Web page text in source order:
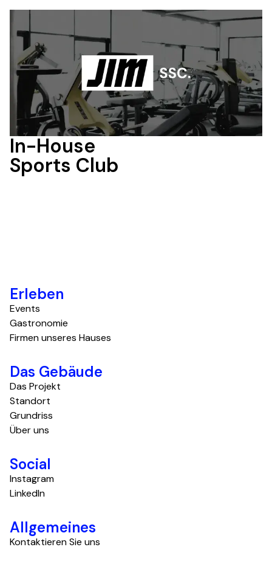
In-House
Sports Club
Erleben
Events
Gastronomie
Firmen unseres Hauses
Das Gebäude
Das Projekt
Standort
Grundriss
Über uns
Social
Instagram
LinkedIn
Allgemeines
Kontaktieren Sie uns